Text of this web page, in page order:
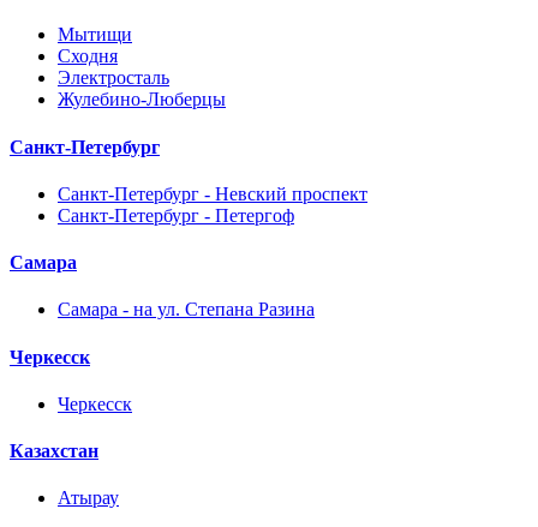
Мытищи
Сходня
Электросталь
Жулебино-Люберцы
Санкт-Петербург
Санкт-Петербург - Невский проспект
Санкт-Петербург - Петергоф
Самара
Самара - на ул. Степана Разина
Черкесск
Черкесск
Казахстан
Атырау